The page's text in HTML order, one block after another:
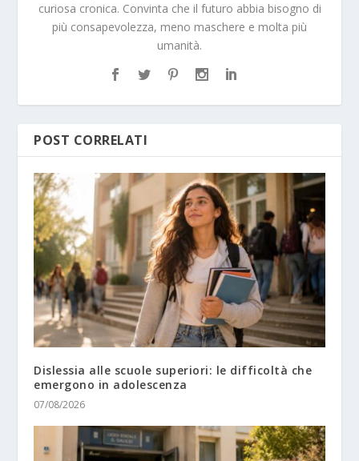
curiosa cronica. Convinta che il futuro abbia bisogno di
più consapevolezza, meno maschere e molta più
umanità.
POST CORRELATI
Dislessia alle scuole superiori: le difficoltà che
emergono in adolescenza
07/08/2026